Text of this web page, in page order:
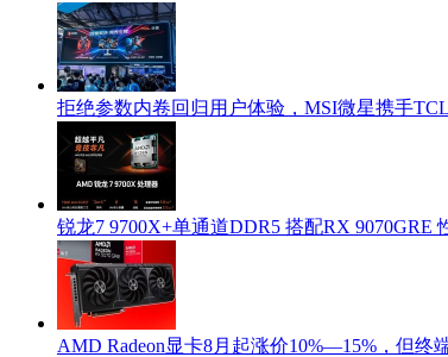
拒绝参数内卷回归用户体验，MSI微星携手
锐龙7 9700X+单通道DDR5 搭配RX 9070GRE
AMD Radeon显卡8月起涨价10%—15%，但终